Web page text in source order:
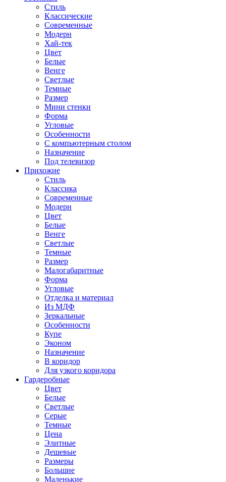
Стиль
Классические
Современные
Модерн
Хай-тек
Цвет
Белые
Венге
Светлые
Темные
Размер
Мини стенки
Форма
Угловые
Особенности
С компьютерным столом
Назначение
Под телевизор
Прихожие
Стиль
Классика
Современные
Модерн
Цвет
Белые
Венге
Светлые
Темные
Размер
Малогабаритные
Форма
Угловые
Отделка и материал
Из МДФ
Зеркальные
Особенности
Купе
Эконом
Назначение
В коридор
Для узкого коридора
Гардеробные
Цвет
Белые
Светлые
Серые
Темные
Цена
Элитные
Дешевые
Размеры
Большие
Маленькие